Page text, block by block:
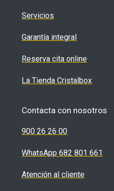
Servicios
Garantía integral
Reserva cita online
La Tienda Cristalbox
Contacta con nosotros
900 26 26 00
WhatsApp 682 801 661
Atención al cliente